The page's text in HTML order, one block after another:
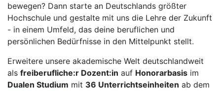
bewegen? Dann starte an Deutschlands größter
Hochschule und gestalte mit uns die Lehre der Zukunft
- in einem Umfeld, das deine beruflichen und
persönlichen Bedürfnisse in den Mittelpunkt stellt.
Erweitere unsere akademische Welt deutschlandweit
als freiberufliche:r Dozent:in auf Honorarbasis im
Dualen Studium mit 36 Unterrichtseinheiten ab dem